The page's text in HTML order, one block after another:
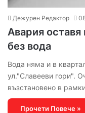
Дежурен Редактор
Авария оставя
без вода
Вода няма и в
ул."Славееви гори".
възстановено в
Прочети Повече »